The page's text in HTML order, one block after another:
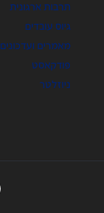
תרבות ארגונית
גיוס עובדים
מאמרים ועדכונים
פודקאסט
ניוזלטר